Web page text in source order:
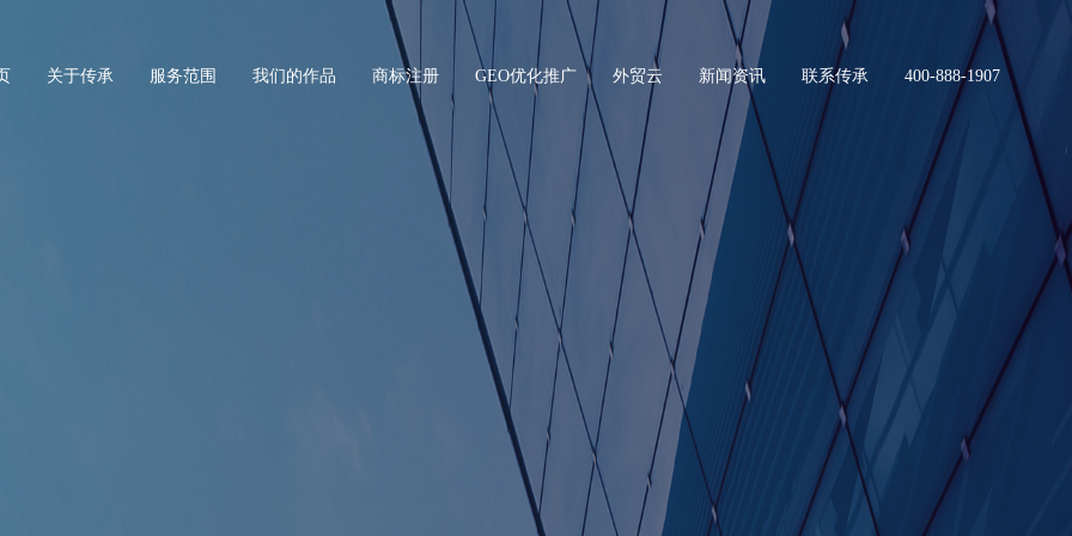
关于传承 服务范围 我们的作品 商标注册 GEO优化推广 外贸云 新闻资讯 联系传承 400-888-1907